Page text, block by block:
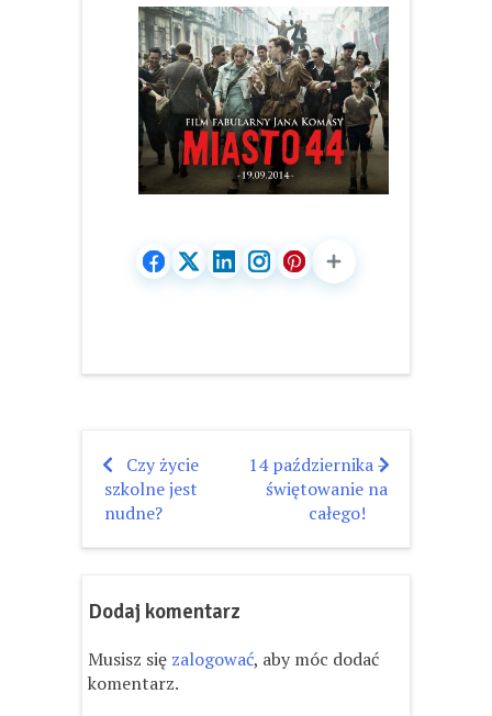
Nawigacja
wpisu
Czy życie
szkolne jest
nudne?
14 października –
świętowanie na
całego!
Dodaj komentarz
Musisz się zalogować, aby móc dodać
komentarz.